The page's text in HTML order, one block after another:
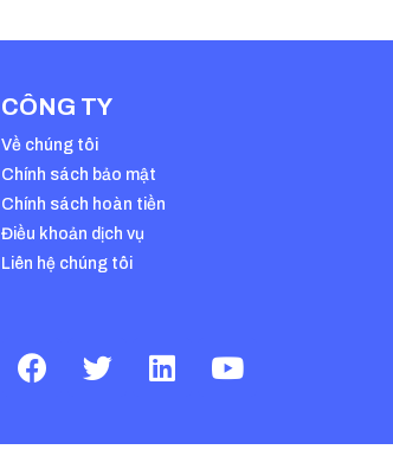
CÔNG TY
Về chúng tôi
Chính sách bảo mật
Chính sách hoàn tiền
Điều khoản dịch vụ
Liên hệ chúng tôi